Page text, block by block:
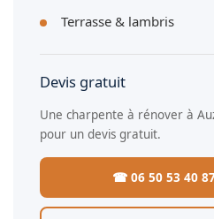
Terrasse & lambris
Devis gratuit
Une charpente à rénover à
pour un devis gratuit.
☎ 06 50 53 40